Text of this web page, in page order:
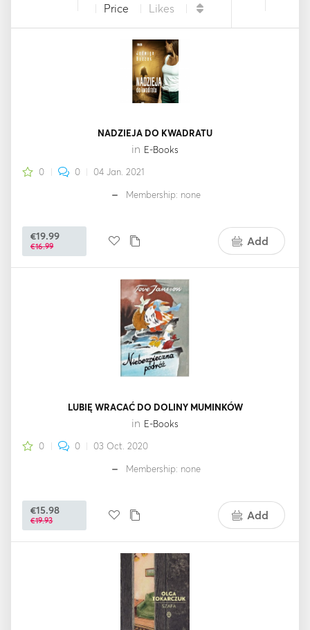
Price
Likes
NADZIEJA DO KWADRATU
in E-Books
0 0 04 Jan. 2021
Membership: none
€19.99
€16.99 Add
LUBIĘ WRACAĆ DO DOLINY MUMINKÓW
in E-Books
0 0 03 Oct. 2020
Membership: none
€15.98
€19.93 Add